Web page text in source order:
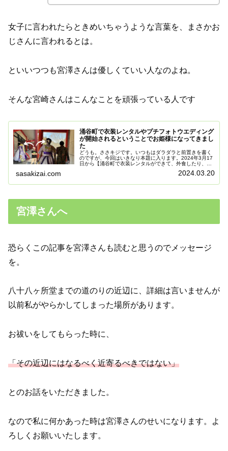
女子に言われたらときめいちゃうような言葉を、まさかお
じさんに言われるとは。
といいつつも宮澤さんは優しくていい人なのよね。
そんな宮崎さんはこんなことを頑張っている人です
涌谷町で衣装レンタルやプチフォトウエディング
が開始されるということでお姫様になってきまし
た
どうも。ささキジです。いつもはダラダラと前置きを書く
のですが、今回はいきなり本題に入ります。2024年3月17
日から【涌谷町で衣装レンタルができて、外食したり、出
sasakizai.com 2024.03.20
宮澤さんへ
恐らくこの記事を宮澤さんも読むと思うのでメッセージ
を。
八十八ヶ所堂までの道のりの近辺に、詳細は言いませんが
以前私がやらかしてしまった場所があります。
お祓いをしてもらった時に、
「その近辺にはなるべく近寄るべきではない」
とのお話をいただきました。
なので私に何かあった時は宮澤さんのせいになります。よ
ろしくお願いいたします。